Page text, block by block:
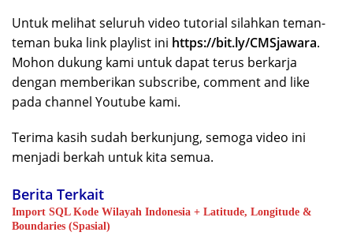
Untuk melihat seluruh video tutorial silahkan teman-
teman buka link playlist ini https://bit.ly/CMSjawara.
Mohon dukung kami untuk dapat terus berkarja
dengan memberikan subscribe, comment and like
pada channel Youtube kami.
Terima kasih sudah berkunjung, semoga video ini
menjadi berkah untuk kita semua.
Berita Terkait
Import SQL Kode Wilayah Indonesia + Latitude, Longitude &
Boundaries (Spasial)